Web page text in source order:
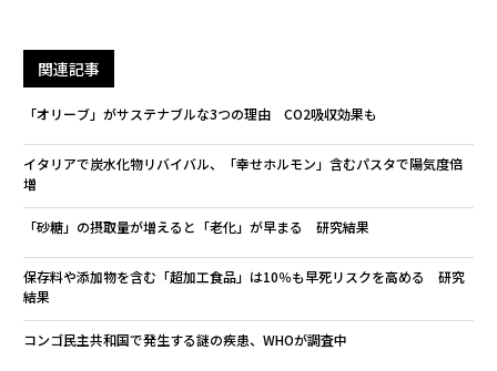
関連記事
「オリーブ」がサステナブルな3つの理由 CO2吸収効果も
イタリアで炭水化物リバイバル、「幸せホルモン」含むパスタで陽気度倍
増
「砂糖」の摂取量が増えると「老化」が早まる 研究結果
保存料や添加物を含む「超加工食品」は10％も早死リスクを高める 研究
結果
コンゴ民主共和国で発生する謎の疾患、WHOが調査中